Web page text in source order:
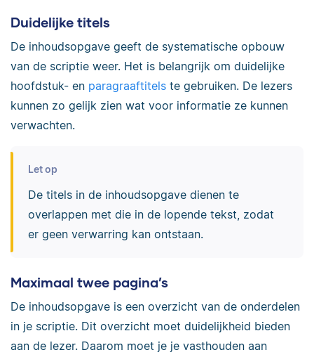
Duidelijke titels
De inhoudsopgave geeft de systematische opbouw
van de scriptie weer. Het is belangrijk om duidelijke
hoofdstuk- en paragraaftitels te gebruiken. De lezers
kunnen zo gelijk zien wat voor informatie ze kunnen
verwachten.
Let op
De titels in de inhoudsopgave dienen te
overlappen met die in de lopende tekst, zodat
er geen verwarring kan ontstaan.
Maximaal twee pagina’s
De inhoudsopgave is een overzicht van de onderdelen
in je scriptie. Dit overzicht moet duidelijkheid bieden
aan de lezer. Daarom moet je je vasthouden aan